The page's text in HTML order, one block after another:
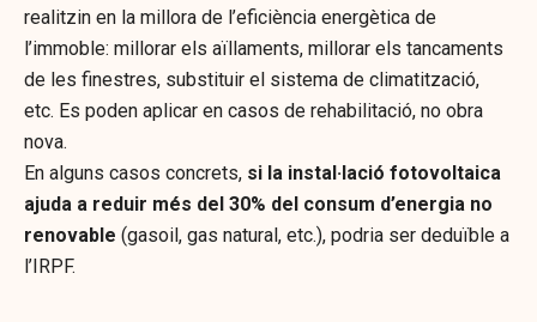
realitzin en la millora de l’eficiència energètica de
l’immoble: millorar els aïllaments, millorar els tancaments
de les finestres, substituir el sistema de climatització,
etc. Es poden aplicar en casos de rehabilitació, no obra
nova.
En alguns casos concrets, si la instal·lació fotovoltaica
ajuda a reduir més del 30% del consum d’energia no
renovable (gasoil, gas natural, etc.), podria ser deduïble a
l’IRPF.